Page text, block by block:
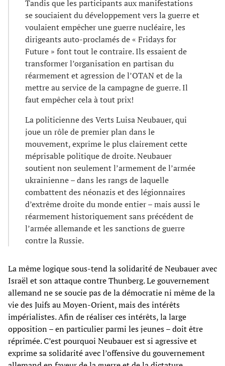
Tandis que les participants aux manifestations
se souciaient du développement vers la guerre et
voulaient empêcher une guerre nucléaire, les
dirigeants auto-proclamés de « Fridays for
Future » font tout le contraire. Ils essaient de
transformer l’organisation en partisan du
réarmement et agression de l’OTAN et de la
mettre au service de la campagne de guerre. Il
faut empêcher cela à tout prix!
La politicienne des Verts Luisa Neubauer, qui
joue un rôle de premier plan dans le
mouvement, exprime le plus clairement cette
méprisable politique de droite. Neubauer
soutient non seulement l’armement de l’armée
ukrainienne – dans les rangs de laquelle
combattent des néonazis et des légionnaires
d’extrême droite du monde entier – mais aussi le
réarmement historiquement sans précédent de
l’armée allemande et les sanctions de guerre
contre la Russie.
La même logique sous-tend la solidarité de Neubauer avec
Israël et son attaque contre Thunberg. Le gouvernement
allemand ne se soucie pas de la démocratie ni même de la
vie des Juifs au Moyen-Orient, mais des intérêts
impérialistes. Afin de réaliser ces intérêts, la large
opposition – en particulier parmi les jeunes – doit être
réprimée. C’est pourquoi Neubauer est si agressive et
exprime sa solidarité avec l’offensive du gouvernement